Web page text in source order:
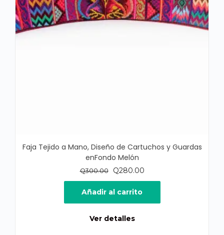
Faja Tejido a Mano, Diseño de Cartuchos y Guardas
enFondo Melón
Q300.00
El
precio
original
era:
Q280.00El
precio
es:
Añadir al carrito
Ver detalles